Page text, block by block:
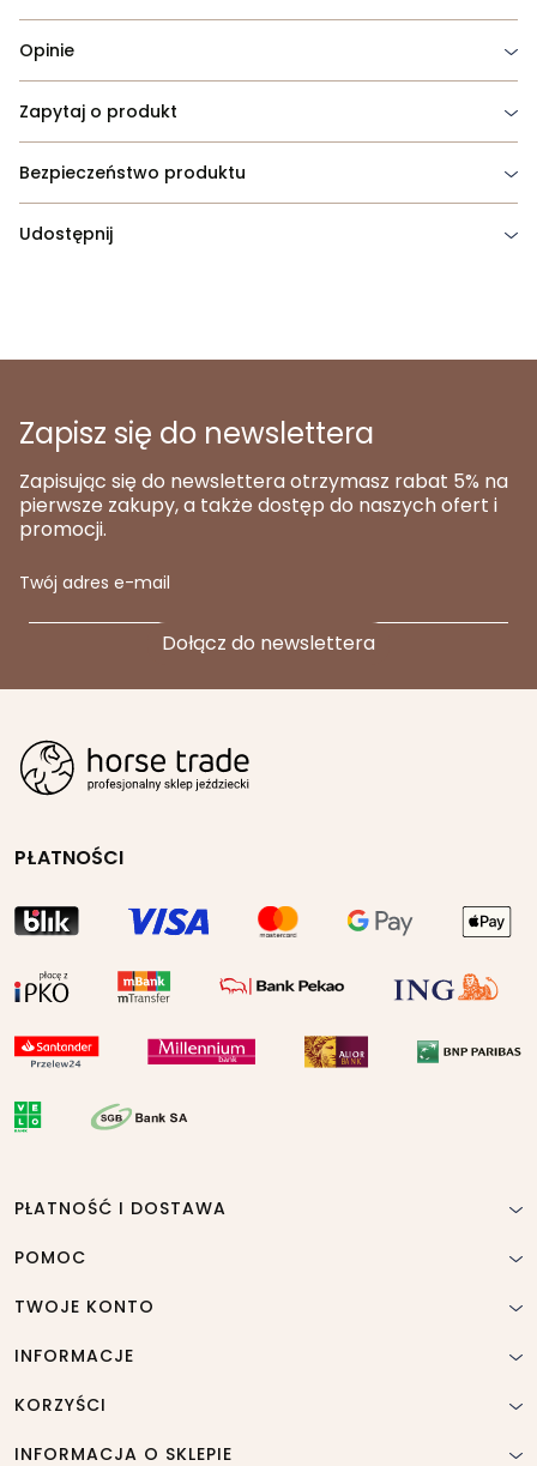
Opinie
Zapytaj o produkt
Bezpieczeństwo produktu
Udostępnij
Zapisz się do newslettera
Zapisując się do newslettera otrzymasz rabat 5% na
pierwsze zakupy, a także dostęp do naszych ofert i
promocji.
Twój adres e-mail
PŁATNOŚCI
PŁATNOŚĆ I DOSTAWA
POMOC
TWOJE KONTO
INFORMACJE
KORZYŚCI
INFORMACJA O SKLEPIE